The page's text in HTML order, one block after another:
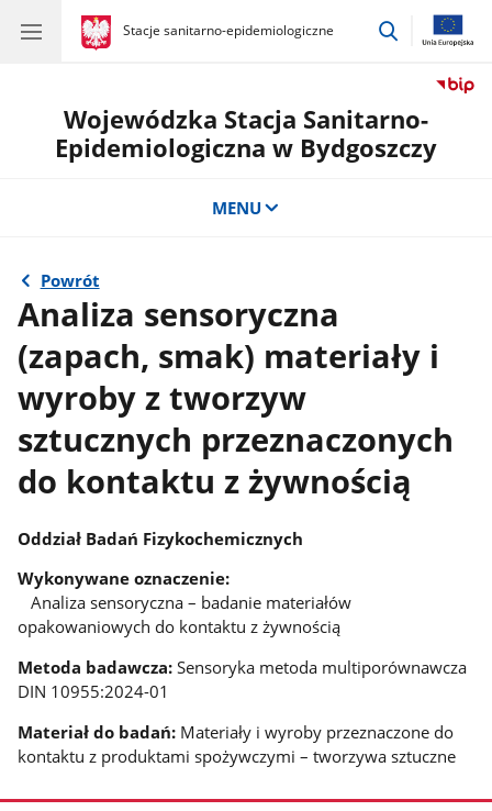
gov.pl
Stacje sanitarno-epidemiologiczne
gov.pl
Stacje
przejdź
Wojewódzka Stacja Sanitarno-
Epidemiologiczna w Bydgoszczy
MENU
Powrót
Analiza sensoryczna
(zapach, smak) materiały i
wyroby z tworzyw
sztucznych przeznaczonych
do kontaktu z żywnością
Oddział Badań Fizykochemicznych
Wykonywane oznaczenie:
Analiza sensoryczna – badanie materiałów
opakowaniowych do kontaktu z żywnością
Metoda badawcza: Sensoryka metoda multiporównawcza
DIN 10955:2024-01
Materiał do badań: Materiały i wyroby przeznaczone do
kontaktu z produktami spożywczymi – tworzywa sztuczne